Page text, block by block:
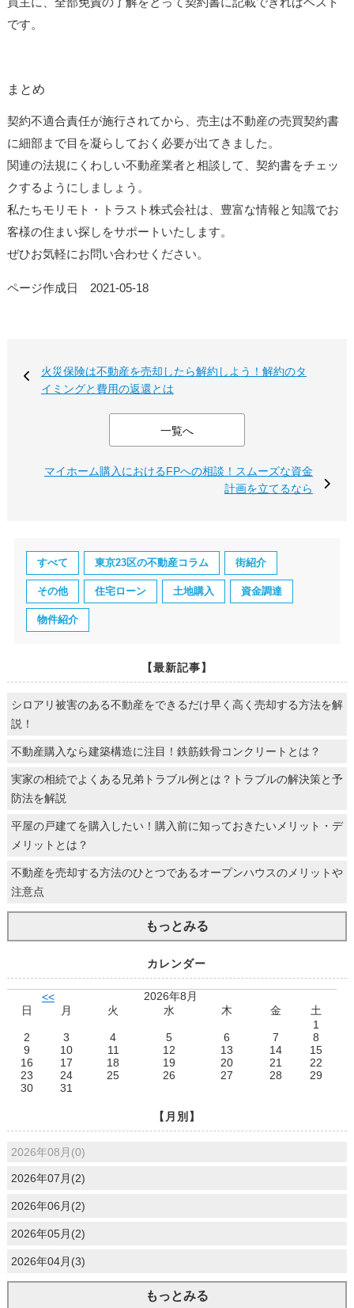
です。
まとめ
契約不適合責任が施行されてから、売主は不動産の売買契約書
に細部まで目を凝らしておく必要が出てきました。
関連の法規にくわしい不動産業者と相談して、契約書をチェッ
クするようにしましょう。
私たちモリモト・トラスト株式会社は、豊富な情報と知識でお
客様の住まい探しをサポートいたします。
ぜひお気軽にお問い合わせください。
ページ作成日 2021-05-18
火災保険は不動産を売却したら解約しよう！解約のタ
イミングと費用の返還とは
一覧へ
マイホーム購入におけるFPへの相談！スムーズな資金
計画を立てるなら
すべて 東京23区の不動産コラム 街紹介
その他 住宅ローン 土地購入 資金調達
物件紹介
【最新記事】
シロアリ被害のある不動産をできるだけ早く高く売却する方法を解
説！
不動産購入なら建築構造に注目！鉄筋鉄骨コンクリートとは？
実家の相続でよくある兄弟トラブル例とは？トラブルの解決策と予
防法を解説
平屋の戸建てを購入したい！購入前に知っておきたいメリット・デ
メリットとは？
不動産を売却する方法のひとつであるオープンハウスのメリットや
注意点
もっとみる
カレンダー
<<
2026年8月
日
月 火 水 木 金
土
1
2
3 4 5 6 7
8
9
10 11 12 13 14
15
16
17 18 19 20 21
22
23
24 25 26 27 28
29
30
31
【月別】
2026年08月(0)
2026年07月(2)
2026年06月(2)
2026年05月(2)
2026年04月(3)
もっとみる